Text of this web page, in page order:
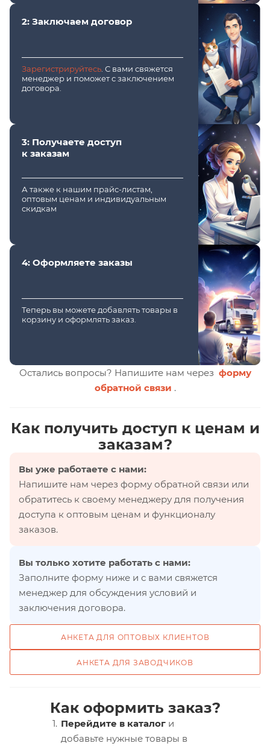
2: Заключаем договор
Зарегистрируйтесь . С вами свяжется
менеджер и поможет с заключением
договора.
3: Получаете доступ
к заказам
А также к нашим прайс-листам,
оптовым ценам и индивидуальным
скидкам
4: Оформляете заказы
Теперь вы можете добавлять товары в
корзину и оформлять заказ.
Остались вопросы? Напишите нам через форму
обратной связи .
Как получить доступ к ценам и
заказам?
Вы уже работаете с нами:
Напишите нам через форму обратной связи или
обратитесь к своему менеджеру для получения
доступа к оптовым ценам и функционалу
заказов.
Вы только хотите работать с нами:
Заполните форму ниже и с вами свяжется
менеджер для обсуждения условий и
заключения договора.
АНКЕТА ДЛЯ ОПТОВЫХ КЛИЕНТОВ
АНКЕТА ДЛЯ ЗАВОДЧИКОВ
Как оформить заказ?
Перейдите в каталог и
добавьте нужные товары в